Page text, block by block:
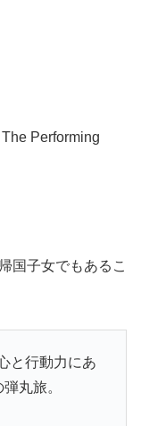
Performing
国子女でもあるこ
と行動力にあ
丸旅。